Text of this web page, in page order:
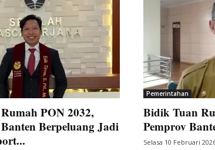
PON 2032,
Berpeluang Jadi
Pemerintahan
Bidik Tuan
Pemprov
Selasa 10 Februari